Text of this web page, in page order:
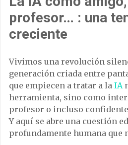
profesor… : una
creciente
Vivimos una revolución
generación criada entre
que empiecen a tratar a la IA
herramienta, sino como
profesor o incluso
Y aquí se abre una cuestión
profundamente humana que